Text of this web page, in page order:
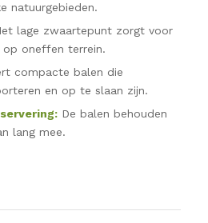
natuurgebieden.
lage zwaartepunt zorgt voor
oneffen terrein.
compacte balen die
en op te slaan zijn.
De balen behouden
lang mee.